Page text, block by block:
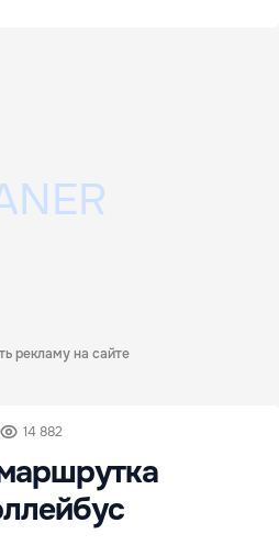
рекламу на сайте
14 882